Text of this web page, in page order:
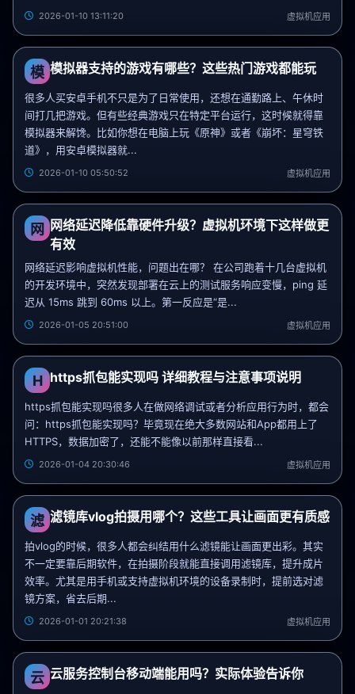
2026-01-10 13:11:20 虚拟机应用
模 模拟器支持的游戏有哪些？这些热门游戏都能玩
很多人买安卓手机不只是为了日常使用，还想在通勤路上、午休时
间打几把游戏。但有些经典游戏只在特定平台运行，这时候就得靠
模拟器来解馋。比如你想在电脑上玩《原神》或者《崩坏：星穹铁
道》，用安卓模拟器就...
2026-01-10 05:50:52 虚拟机应用
网 网络延迟降低靠硬件升级？虚拟机环境下这样做更
有效
网络延迟影响虚拟机性能，问题出在哪？ 在公司跑着十几台虚拟机
的开发环境中，突然发现部署在云上的测试服务响应变慢，ping 延
迟从 15ms 跳到 60ms 以上。第一反应是“是...
2026-01-05 20:51:00 虚拟机应用
H https抓包能实现吗 详细教程与注意事项说明
https抓包能实现吗很多人在做网络调试或者分析应用行为时，都会
问：https抓包能实现吗？毕竟现在绝大多数网站和App都用上了
HTTPS，数据加密了，还能不能像以前那样直接看...
2026-01-04 20:30:46 虚拟机应用
滤 滤镜库vlog拍摄用哪个？这些工具让画面更有质感
拍vlog的时候，很多人都会纠结用什么滤镜能让画面更出彩。其实
不一定要靠后期软件，在拍摄阶段就能直接调用滤镜库，提升成片
效率。尤其是用手机或支持虚拟机环境的设备录制时，提前选对滤
镜方案，省去后期...
2026-01-01 20:21:38 虚拟机应用
云 云服务控制台移动端能用吗？实际体验告诉你